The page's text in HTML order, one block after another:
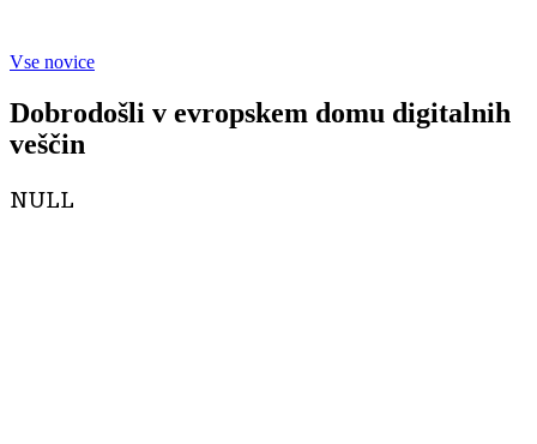
Vse novice
Dobrodošli v evropskem domu digitalnih
veščin
NULL